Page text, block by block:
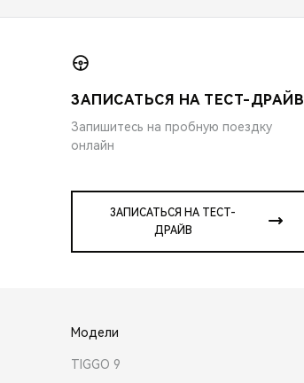
ЗАПИСАТЬСЯ НА ТЕСТ-ДРАЙВ
Запишитесь на пробную поездку
онлайн
ЗАПИСАТЬСЯ НА ТЕСТ-
ДРАЙВ
Модели
TIGGO 9